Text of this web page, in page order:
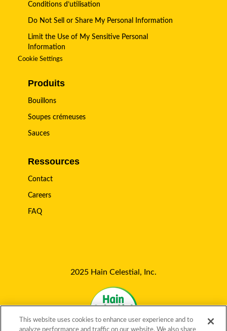
Conditions d’utilisation
Do Not Sell or Share My Personal Information
Limit the Use of My Sensitive Personal
Information
Cookie Settings
Produits
Bouillons
Soupes crémeuses
Sauces
Ressources
Contact
Careers
FAQ
2025 Hain Celestial, Inc.
This website uses cookies to enhance user experience and to